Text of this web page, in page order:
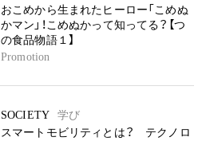
おこめから生まれたヒーロー「こめぬ
かマン」！こめぬかって知ってる？【つ
の食品物語１】
Promotion
SOCIETY
学び
スマートモビリティとは？ テクノロ